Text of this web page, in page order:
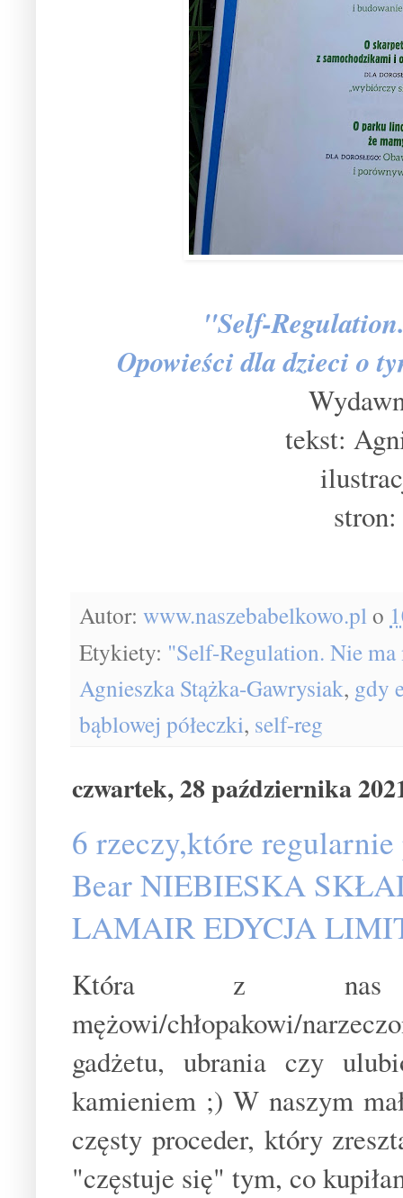
"Self-
Opowieści dla dzieci o
tekst:
Autor: www.naszebabelkowo.plo
Etykiety: "Self-Regulation. Nie
Agnieszka Stążka-Gawrysiak, gdy
bąblowej półeczki, self-reg
czwartek, 28 października
6 rzeczy,które
Bear NIEBIESKA
LAMAIR EDYCJA
Która z nas
mężowi/chłopakowi/
gadżetu, ubrania czy
kamieniem ;) W naszym
częsty proceder, który
"częstuje się" tym, co